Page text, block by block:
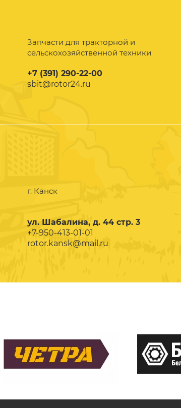
Запчасти для тракторной и
сельскохозяйственной техники
+7 (391) 290-22-00
sbit@rotor24.ru
г. Канск
ул. Шабалина, д. 44 стр. 3
+7-950-413-01-01
rotor.kansk@mail.ru